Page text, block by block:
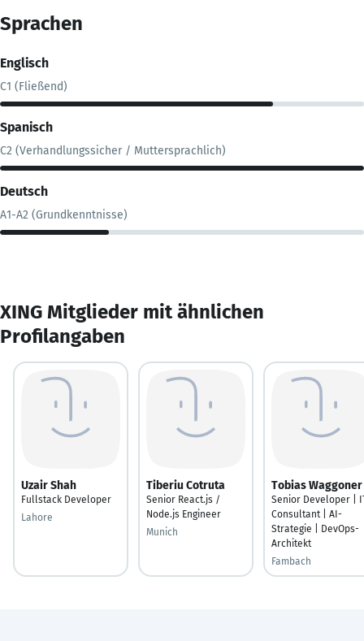
Sprachen
Englisch
C1 (Fließend)
Spanisch
C2 (Verhandlungssicher / Muttersprachlich)
Deutsch
A1-A2 (Grundkenntnisse)
XING Mitglieder mit ähnlichen
Profilangaben
Uzair Shah
Fullstack Developer
Lahore
Tiberiu Cotruta
Senior React.js /
Node.js Engineer
Munich
Tobias Waggoner
Senior Developer |
Consultant | AI-
Strategie | DevOps-
Architekt
Fambach